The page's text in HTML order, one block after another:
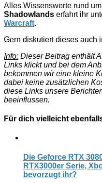
Alles Wissenswerte rund um
Shadowlands erfahrt ihr
Warcraft.
Gern diskutiert dieses auch
Info: Dieser Beitrag enthält
Links klickt und bei dem
bekommen wir eine kleine
dabei keine zusätzlichen
diese Links unsere
beeinflussen.
Für dich vielleicht
Die Geforce RTX
RTX3000er Serie,
bevorzugt ihr?